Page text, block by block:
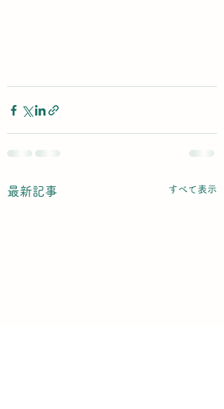
最新記事 すべて表示